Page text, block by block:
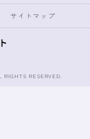
サイトマップ
RESERVED.